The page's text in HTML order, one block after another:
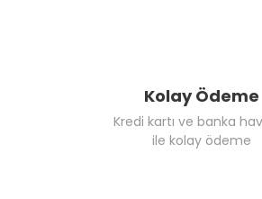
Kolay Ödeme
Kredi kartı ve banka
ile kolay ödeme